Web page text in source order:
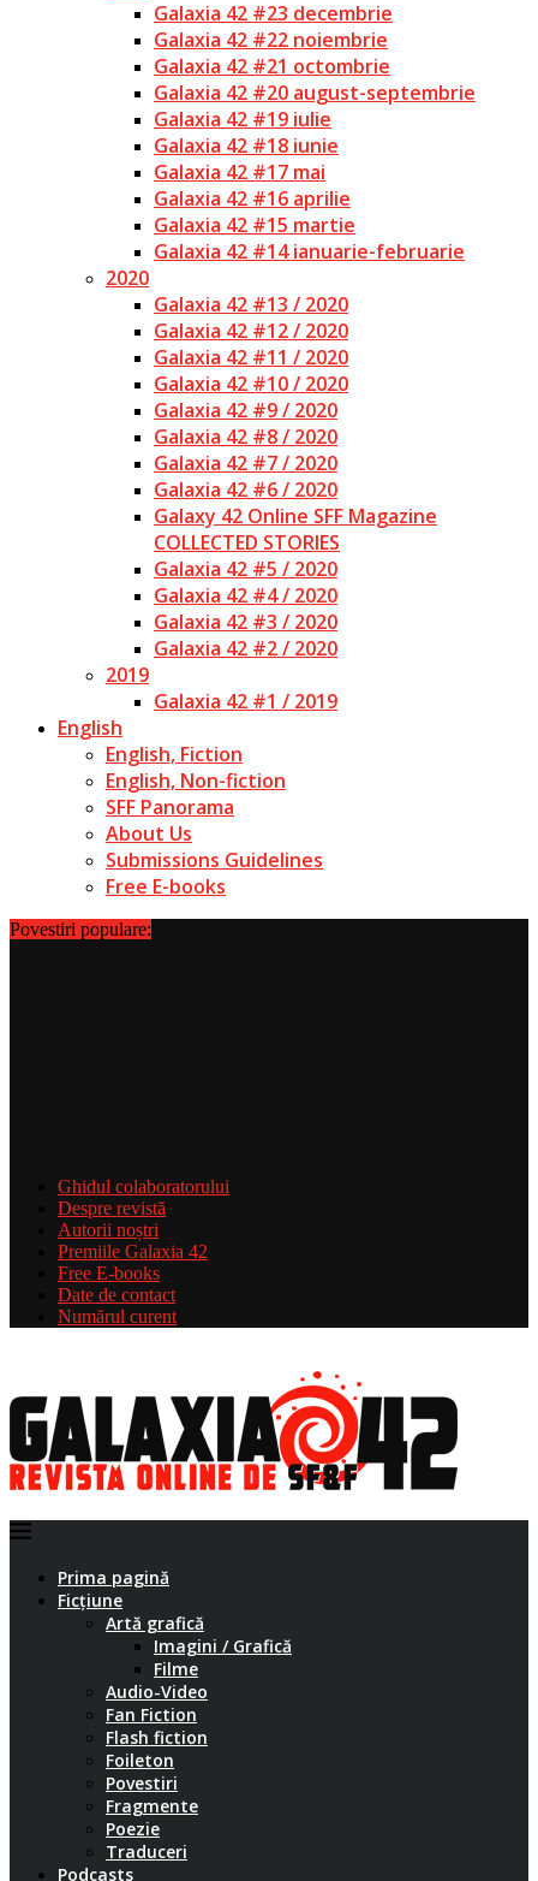
Galaxia 42 #23 decembrie
Galaxia 42 #22 noiembrie
Galaxia 42 #21 octombrie
Galaxia 42 #20 august-septembrie
Galaxia 42 #19 iulie
Galaxia 42 #18 iunie
Galaxia 42 #17 mai
Galaxia 42 #16 aprilie
Galaxia 42 #15 martie
Galaxia 42 #14 ianuarie-februarie
2020
Galaxia 42 #13 / 2020
Galaxia 42 #12 / 2020
Galaxia 42 #11 / 2020
Galaxia 42 #10 / 2020
Galaxia 42 #9 / 2020
Galaxia 42 #8 / 2020
Galaxia 42 #7 / 2020
Galaxia 42 #6 / 2020
Galaxy 42 Online SFF Magazine
COLLECTED STORIES
Galaxia 42 #5 / 2020
Galaxia 42 #4 / 2020
Galaxia 42 #3 / 2020
Galaxia 42 #2 / 2020
2019
Galaxia 42 #1 / 2019
English
English, Fiction
English, Non-fiction
SFF Panorama
About Us
Submissions Guidelines
Free E-books
Povestiri populare:
Ghidul colaboratorului
Despre revistă
Autorii noștri
Premiile Galaxia 42
Free E-books
Date de contact
Numărul curent
Prima pagină
Ficțiune
Artă grafică
Imagini / Grafică
Filme
Audio-Video
Fan Fiction
Flash fiction
Foileton
Povestiri
Fragmente
Poezie
Traduceri
Podcasts